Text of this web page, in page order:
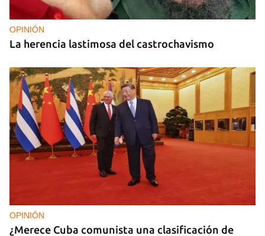
OPINIÓN
La herencia lastimosa del castrochavismo
OPINIÓN
¿Merece Cuba comunista una clasificación de